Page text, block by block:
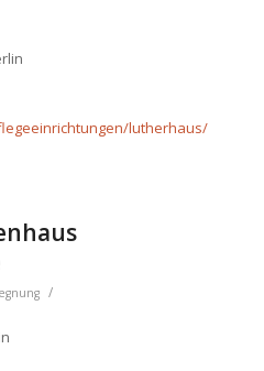
lutherhaus/
/